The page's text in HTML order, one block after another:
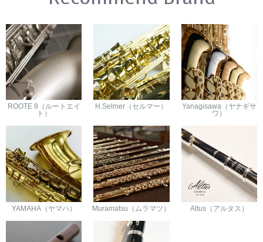
ROOTE 8（ルートエイ
ト）
H.Selmer（セルマー）
Yanagisawa（ヤナギサ
ワ）
YAMAHA（ヤマハ） Muramatsu（ムラマツ） Altus（アルタス）